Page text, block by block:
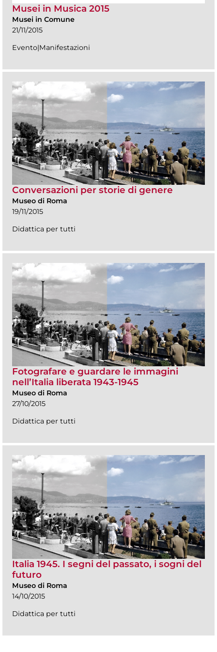
Musei in Musica 2015
Musei in Comune
21/11/2015
Evento|Manifestazioni
Conversazioni per storie di genere
Museo di Roma
19/11/2015
Didattica per tutti
Fotografare e guardare le immagini
nell’Italia liberata 1943-1945
Museo di Roma
27/10/2015
Didattica per tutti
Italia 1945. I segni del passato, i sogni del
futuro
Museo di Roma
14/10/2015
Didattica per tutti